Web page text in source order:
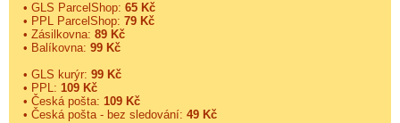
• GLS ParcelShop: 65 Kč
• PPL ParcelShop: 79 Kč
• Zásilkovna: 89 Kč
• Balíkovna: 99 Kč
• GLS kurýr: 99 Kč
• PPL: 109 Kč
• Česká pošta: 109 Kč
• Česká pošta - bez sledování: 49 Kč